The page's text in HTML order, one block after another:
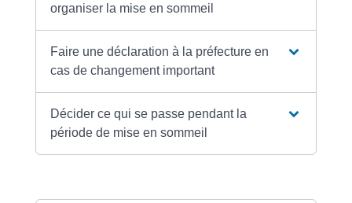
organiser la mise en sommeil
Faire une déclaration à la préfecture en
cas de changement important
Décider ce qui se passe pendant la
période de mise en sommeil